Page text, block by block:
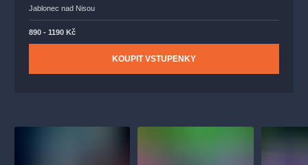
Jablonec nad Nisou
890 - 1190 Kč
KOUPIT VSTUPENKY